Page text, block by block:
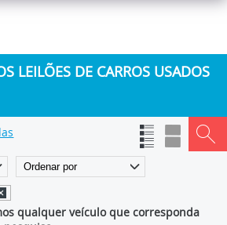
LEILÕES DE CARROS USADOS
qualquer veículo que corresponda